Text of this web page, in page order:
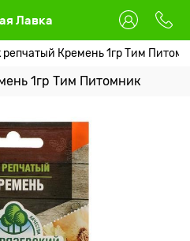
Лавка
репчатый Кремень 1гр Тим
1гр Тим Питомник